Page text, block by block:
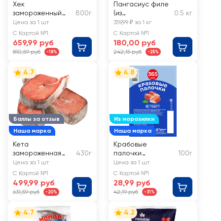
Хек
замороженный
ЛЕНТА филе
800г
Цена за 1 шт
С Картой №1
659,99 руб
810,59 руб -18%
Пангасиус филе
(из
замороженного
сырья) ЛЕНТА
FRESH, весовой
0.5 кг
359,99 ₽ за 1 кг
С Картой №1
180,00 руб
242,15 руб -25%
Баллы за отзыв
Наша марка
4.7
Кета
замороженная
ЛЕНТА стейк
430г
Цена за 1 шт
С Картой №1
499,99 руб
631,59 руб -20%
Из морозилки
Наша марка
4.8
Крабовые
палочки
замороженные 365
ДНЕЙ (имитация)
100г
Цена за 1 шт
С Картой №1
28,99 руб
42,19 руб -31%
4.7 4.2